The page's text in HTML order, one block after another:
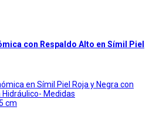
con Respaldo Alto en Símil Piel